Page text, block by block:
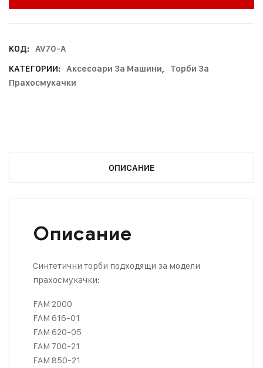
КОД:
AV70-A
КАТЕГОРИИ:
Аксесоари За Машини,
Торби За
Прахосмукачки
ОПИСАНИЕ
Описание
Синтетични торби подходящи за модели
прахосмукачки:
FAM 2000
FAM 616-01
FAM 620-05
FAM 700-21
FAM 850-21